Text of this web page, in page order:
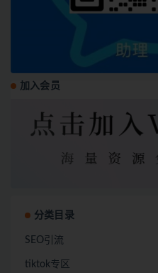
加入会员
分类目录
SEO引流
tiktok专区